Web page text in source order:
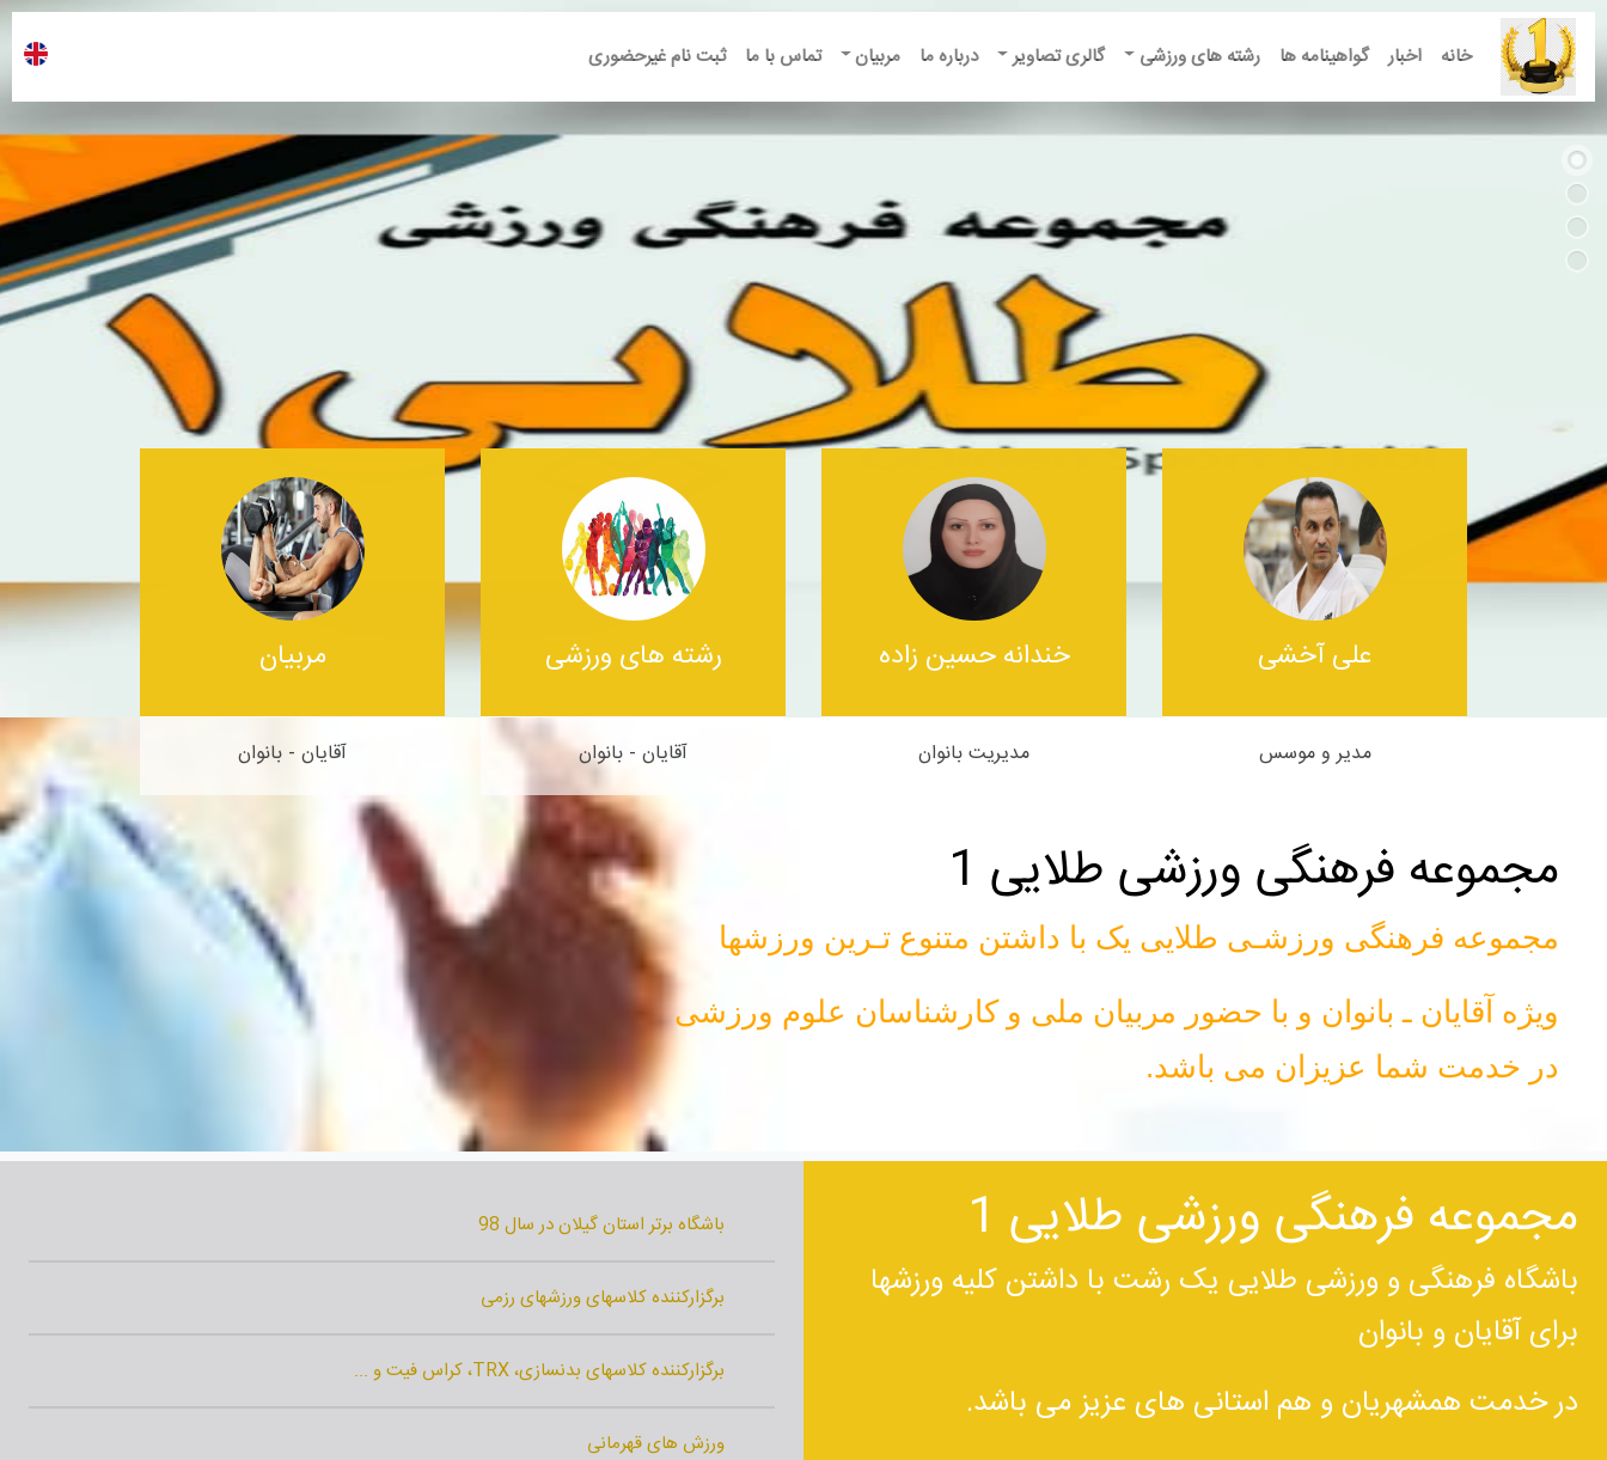
خانه اخبار گواهینامه ها رشته های ورزشی گالری تصاویر درباره ما مربیان تماس با ما ثبت نام غیرحضوری
علی آخشی
مدیر و موسس
خندانه حسین زاده
مدیریت بانوان
رشته های ورزشی
آقایان - بانوان
مربیان
آقایان - بانوان
مجموعه فرهنگی ورزشی طلایی 1
مجموعه فرهنگی ورزشـی طلایی یک با داشتن متنوع تـرین ورزشها
ویژه آقایان ـ بانوان و با حضور مربیان ملی و کارشناسان علوم ورزشی
در خدمت شما عزیزان می باشد.
مجموعه فرهنگی ورزشی طلایی 1
باشگاه فرهنگی و ورزشی طلایی یک رشت با داشتن کلیه ورزشها
برای آقایان و بانوان
در خدمت همشهریان و هم استانی های عزیز می باشد.
باشگاه برتر استان گیلان در سال 98
برگزارکننده کلاسهای ورزشهای رزمی
برگزارکننده کلاسهای بدنسازی، TRX، کراس فیت و ...
ورزش های قهرمانی